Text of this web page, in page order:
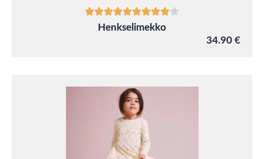
Henkselimekko
34.90 €